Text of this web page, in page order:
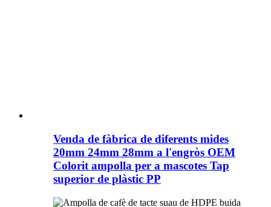
Venda de fàbrica de diferents mides
20mm 24mm 28mm a l'engròs OEM
Colorit ampolla per a mascotes Tap
superior de plàstic PP